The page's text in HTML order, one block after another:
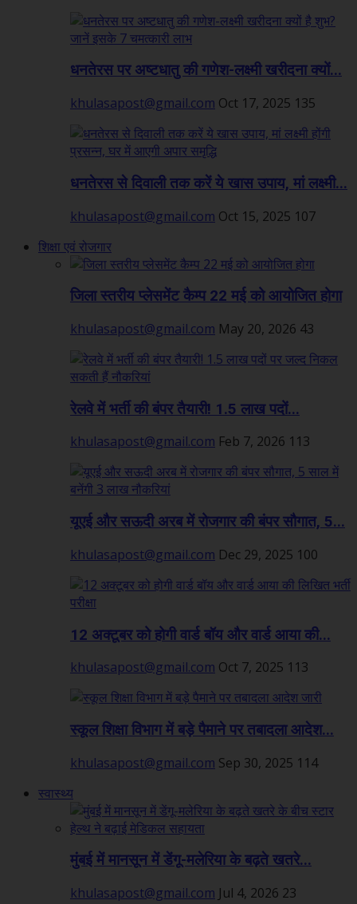
धनतेरस पर अष्टधातु की गणेश-लक्ष्मी खरीदना क्यों...
khulasapost@gmail.com Oct 17, 2025 135
धनतेरस से दिवाली तक करें ये खास उपाय, मां लक्ष्मी...
khulasapost@gmail.com Oct 15, 2025 107
शिक्षा एवं रोजगार
जिला स्तरीय प्लेसमेंट कैम्प 22 मई को आयोजित होगा
khulasapost@gmail.com May 20, 2026 43
रेलवे में भर्ती की बंपर तैयारी! 1.5 लाख पदों...
khulasapost@gmail.com Feb 7, 2026 113
यूएई और सऊदी अरब में रोजगार की बंपर सौगात, 5...
khulasapost@gmail.com Dec 29, 2025 100
12 अक्टूबर को होगी वार्ड बॉय और वार्ड आया की...
khulasapost@gmail.com Oct 7, 2025 113
स्कूल शिक्षा विभाग में बड़े पैमाने पर तबादला आदेश...
khulasapost@gmail.com Sep 30, 2025 114
स्वास्थ्य
मुंबई में मानसून में डेंगू-मलेरिया के बढ़ते खतरे...
khulasapost@gmail.com Jul 4, 2026 23